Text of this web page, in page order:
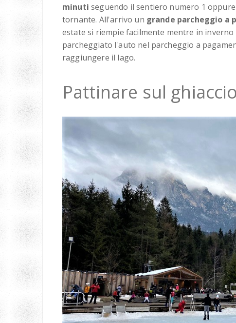
minutiseguendo il sentiero numero 1
tornante. All'arrivo un grande parcheggio a
estate si riempie facilmente mentre in
parcheggiato l'auto nel parcheggio a
raggiungere il lago.
Pattinare sul